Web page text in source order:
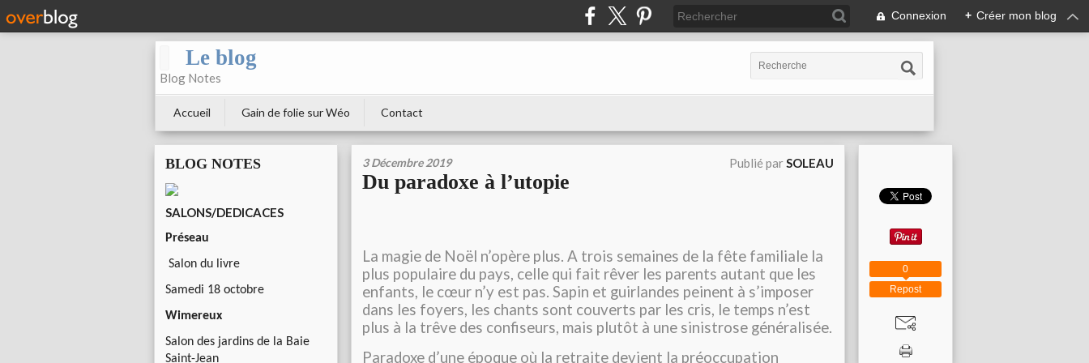
Connexion + Créer mon blog
Le blog
Blog Notes
Accueil Gain de folie sur Wéo Contact
BLOG NOTES
SALONS/DEDICACES
Préseau
Salon du livre
Samedi 18 octobre
Wimereux
Salon des jardins de la Baie
Saint-Jean
3 Décembre 2019 Publié parSOLEAU
Du paradoxe à l’utopie
La magie de Noël n’opère plus. A trois semaines de la fête familiale la
plus populaire du pays, celle qui fait rêver les parents autant que les
enfants, le cœur n’y est pas. Sapin et guirlandes peinent à s’imposer
dans les foyers, les chants sont couverts par les cris, le temps n’est
plus à la trêve des confiseurs, mais plutôt à une sinistrose généralisée.
Paradoxe d’une époque où la retraite devient la préoccupation
Repost
0